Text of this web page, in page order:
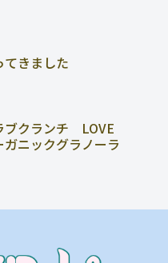
てきました
ブクランチ LOVE
ニックグラノーラ